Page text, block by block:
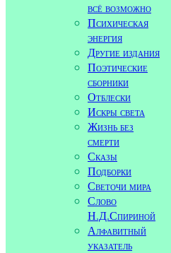
всё возможно
Психическая
энергия
Другие издания
Поэтические
сборники
Отблески
Искры света
Жизнь без
смерти
Сказы
Подборки
Светочи мира
Слово
Н.Д.Спириной
Алфавитный
указатель